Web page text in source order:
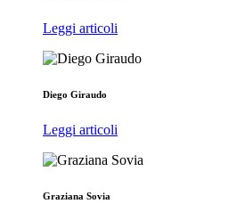
Leggi articoli
Diego Giraudo
Leggi articoli
Graziana Sovia